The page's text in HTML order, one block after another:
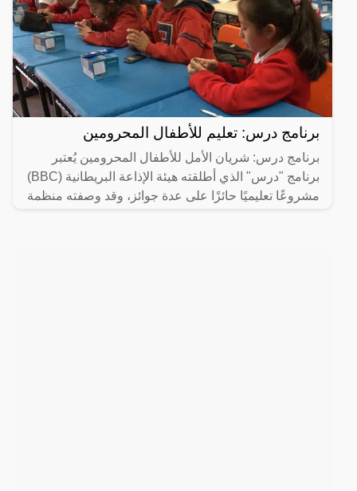
برنامج درس: تعليم للأطفال المحرومين
برنامج درس: شريان الأمل للأطفال المحرومين يُعتبر
برنامج "درس" الذي أطلقته هيئة الإذاعة البريطانية (BBC)
مشروعًا تعليميًا حائزًا على عدة جوائز، وقد وصفته منظمة